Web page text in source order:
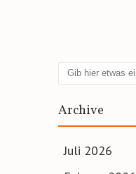
Suchen
Archive
Juli 2026